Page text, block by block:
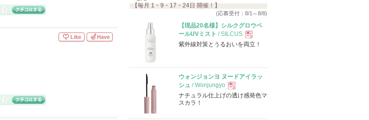
Like Have
【毎月 1・9・17・24日 開催！】
(応募受付：8/1～8/8)
【現品20名様】シルクグロウベ
ールUVミスト / SILCUS
現
品
紫外線対策とうるおいを両立！
ウォンジョンヨ ヌードアイラッ
シュ / Wonjungyo
現
ナチュラル仕上げの透け感発色マ
スカラ！